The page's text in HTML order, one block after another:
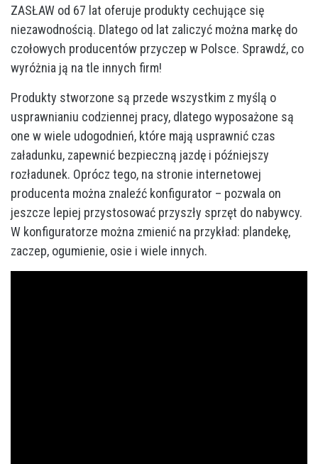
ZASŁAW od 67 lat oferuje produkty cechujące się
niezawodnością. Dlatego od lat zaliczyć można markę do
czołowych producentów przyczep w Polsce. Sprawdź, co
wyróżnia ją na tle innych firm!
Produkty stworzone są przede wszystkim z myślą o
usprawnianiu codziennej pracy, dlatego wyposażone są
one w wiele udogodnień, które mają usprawnić czas
załadunku, zapewnić bezpieczną jazdę i późniejszy
rozładunek. Oprócz tego, na stronie internetowej
producenta można znaleźć konfigurator – pozwala on
jeszcze lepiej przystosować przyszły sprzęt do nabywcy.
W konfiguratorze można zmienić na przykład: plandekę,
zaczep, ogumienie, osie i wiele innych.